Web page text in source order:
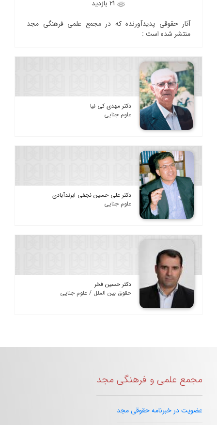
آثار حقوقی پدیدآورنده که در مجمع علمی فرهنگی مجد
منتشر شده است :
دکتر مهدی کی نیا
علوم جنایی
دکتر علی حسین نجفی ابرندآبادی
علوم جنایی
دکتر حسین فخر
حقوق بین الملل / علوم جنایی
مجمع علمی و فرهنگی مجد
عضویت در خبرنامه حقوقی مجد